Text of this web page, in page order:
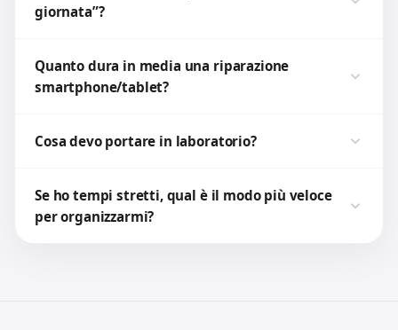
giornata”?
Quanto dura in media una riparazione
smartphone/tablet?
Cosa devo portare in laboratorio?
Se ho tempi stretti, qual è il modo più veloce
per organizzarmi?